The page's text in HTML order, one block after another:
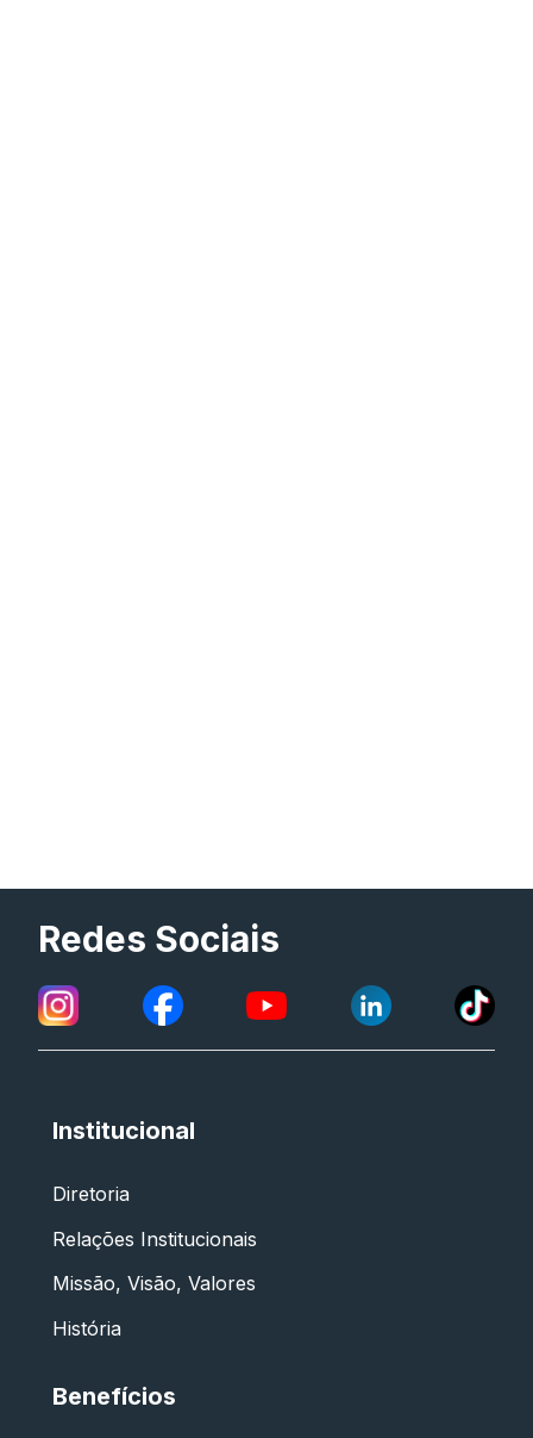
Redes Sociais
Institucional
Diretoria
Relações Institucionais
Missão, Visão, Valores
História
Benefícios